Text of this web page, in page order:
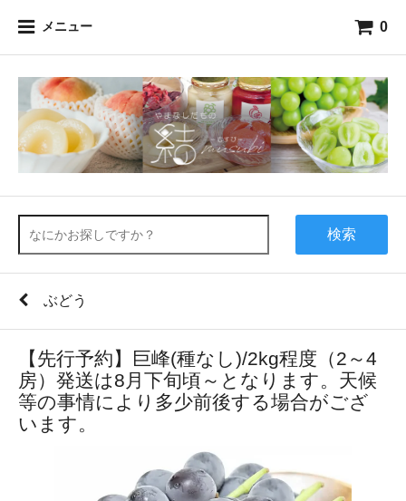
メニュー 0
検索
ぶどう
【先行予約】巨峰(種なし)/2kg程度（2～4
房）発送は8月下旬頃～となります。天候
等の事情により多少前後する場合がござ
います。